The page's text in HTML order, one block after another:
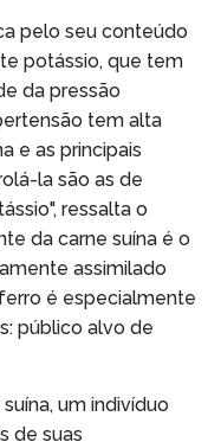
pelo seu conteúdo
potássio, que tem
da pressão
tem alta
e as principais
la são as de
ressalta o
da carne suína é o
assimilado
é especialmente
público alvo de
um indivíduo
de suas